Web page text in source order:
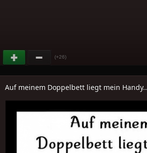
(+26)
Auf meinem Doppelbett liegt mein Handy..